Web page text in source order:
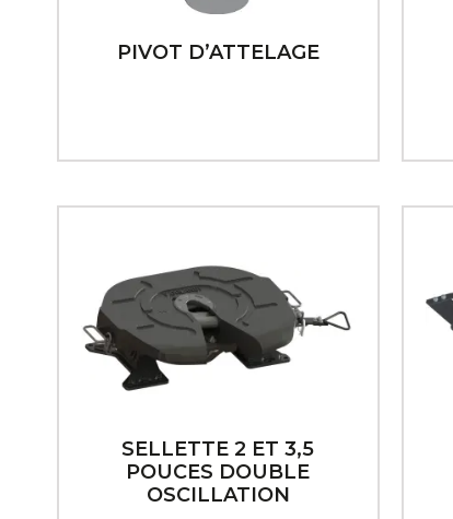
PIVOT D’ATTELAGE
SELLETTE 2 ET 3,5
POUCES DOUBLE
OSCILLATION